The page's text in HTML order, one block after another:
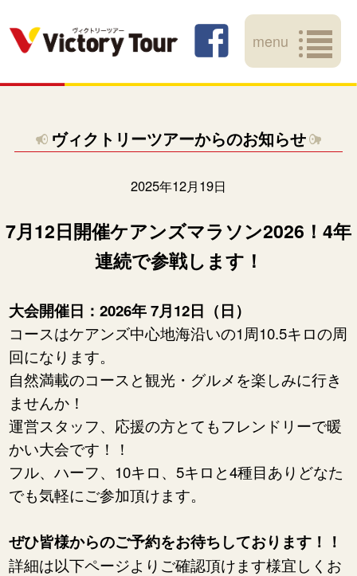
menu
ヴィクトリーツアーからのお知らせ
2025年12月19日
7月12日開催ケアンズマラソン2026！4年
連続で参戦します！
大会開催日：2026年 7月12日（日）
コースはケアンズ中心地海沿いの1周10.5キロの周
回になります。
自然満載のコースと観光・グルメを楽しみに行き
ませんか！
運営スタッフ、応援の方とてもフレンドリーで暖
かい大会です！！
フル、ハーフ、10キロ、5キロと4種目ありどなた
でも気軽にご参加頂けます。
ぜひ皆様からのご予約をお待ちしております！！
詳細は以下ページよりご確認頂けます様宜しくお